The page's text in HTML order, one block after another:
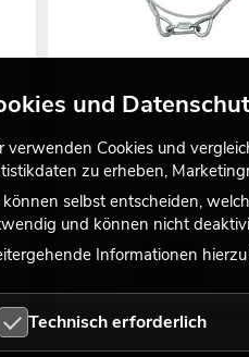
4x1000mm bis 15kg
Überkopfmontage
No. 58010364
Bestand reicht ca. 12 Wo.
9,50€
und
verwenden Cookies und
zu erheben,
können selbst entscheiden,
und können nicht
Informationen
Technisch erforderlich